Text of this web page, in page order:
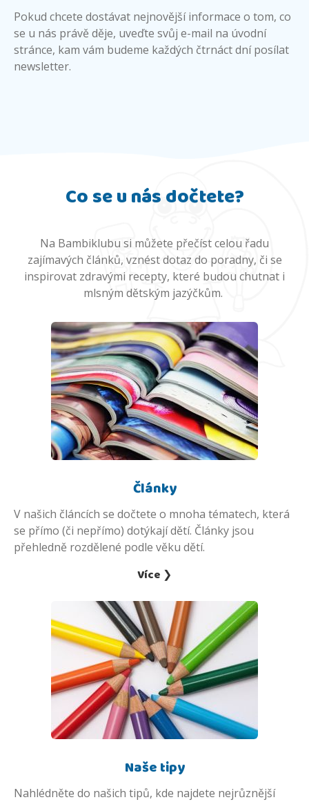
Pokud chcete dostávat nejnovější informace o tom, co
se u nás právě děje, uveďte svůj e-mail na úvodní
stránce, kam vám budeme každých čtrnáct dní posílat
newsletter.
Co se u nás dočtete?
Na Bambiklubu si můžete přečíst celou řadu
zajímavých článků, vznést dotaz do poradny, či se
inspirovat zdravými recepty, které budou chutnat i
mlsným dětským jazýčkům.
Články
V našich článcích se dočtete o mnoha tématech, která
se přímo (či nepřímo) dotýkají dětí. Články jsou
přehledně rozdělené podle věku dětí.
Více ❯
Naše tipy
Nahlédněte do našich tipů, kde najdete nejrůznější